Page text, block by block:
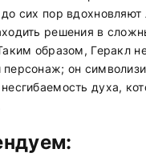
сих пор
решения в
образом, Геракл
он
духа,